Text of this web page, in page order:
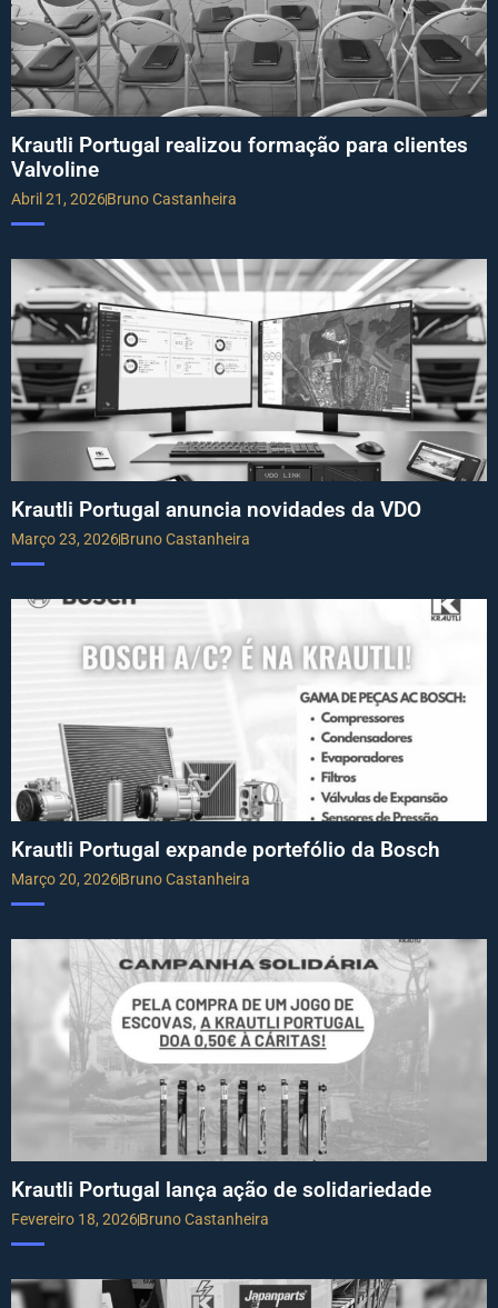
Krautli Portugal realizou formação para clientes
Valvoline
Abril 21, 2026Bruno Castanheira
Krautli Portugal anuncia novidades da VDO
Março 23, 2026Bruno Castanheira
Krautli Portugal expande portefólio da Bosch
Março 20, 2026Bruno Castanheira
Krautli Portugal lança ação de solidariedade
Fevereiro 18, 2026Bruno Castanheira